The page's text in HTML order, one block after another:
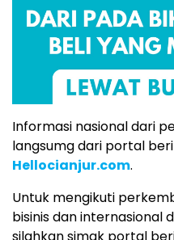
Informasi nasional dari
langsumg dari portal
Hellocianjur.com.
Untuk mengikuti
bisinis dan internasional